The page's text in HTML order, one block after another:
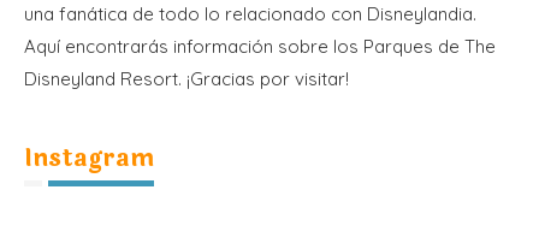
una fanática de todo lo relacionado con Disneylandia.
Aquí encontrarás información sobre los Parques de The
Disneyland Resort. ¡Gracias por visitar!
Instagram